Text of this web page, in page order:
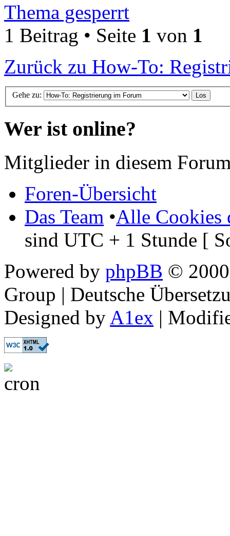
Thema gesperrt
1 Beitrag • Seite 1 von 1
Zurück zu How-To:
Gehe zu:
Wer ist online?
Mitglieder in diesem
Foren-Übersicht
Das Team •Alle Cookies
sind UTC + 1 Stunde [
Powered by phpBB ©
Group | Deutsche
Designed by A1ex |